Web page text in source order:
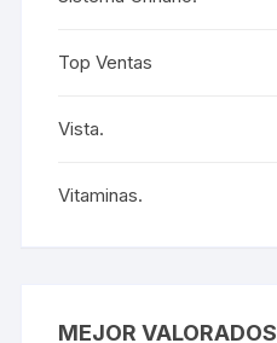
Top Ventas
Vista.
Vitaminas.
MEJOR VALORADOS